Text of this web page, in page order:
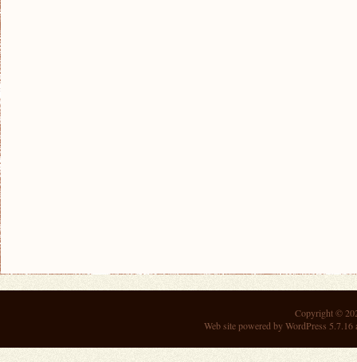
Copyright ©
Web site powered byWordPress 5.7.16